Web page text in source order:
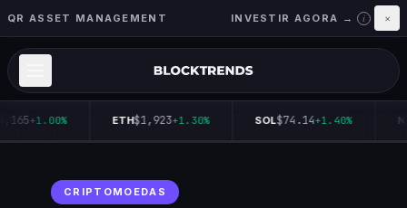
QR ASSET MANAGEMENT INVESTIR AGORA → i ×
+1.00% ETH$1,923+1.30% SOL$74.14+1.40%
CRIPTOMOEDAS